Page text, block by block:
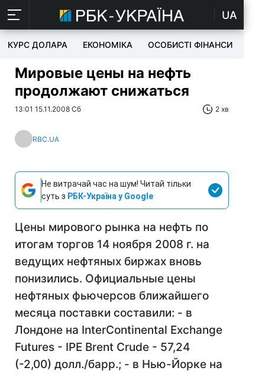
UA
КУРС ДОЛАРА ЕКОНОМІКА ОСОБИСТІ ФІНАНСИ
Мировые цены на нефть
продолжают снижаться
13:01 15.11.2008 Сб 2 хв
RBC.UA
Не витрачай час на шум! Читай тільки
суть з РБК-Україна у Google
Цены мирового рынка на нефть по
итогам торгов 14 ноября 2008 г. на
ведущих нефтяных биржах вновь
понизились. Официальные цены
нефтяных фьючерсов ближайшего
месяца поставки составили: - в
Лондоне на InterContinental Exchange
Futures - IPE Brent Crude - 57,24
(-2,00) долл./барр.; - в Нью-Йорке на